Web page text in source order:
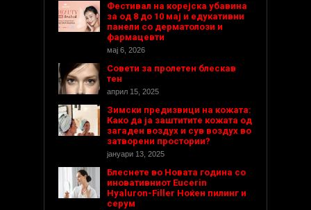
Фестивал на корејска убавина
за од 8 до 10 мај и едукативни
панели со дерматолози и
фармацевти
мај 6, 2026
Совети за пролетен блескав
тен
април 15, 2025
Зимски предизвици на кожата:
Како да ја заштитите кожата од
загаден воздух и сув воздух во
затворени простории?
јануари 13, 2025
Блеснете во Новата година со
иновативниот Eucerin
Hyaluron-Filler Ноќен пилинг и
серум